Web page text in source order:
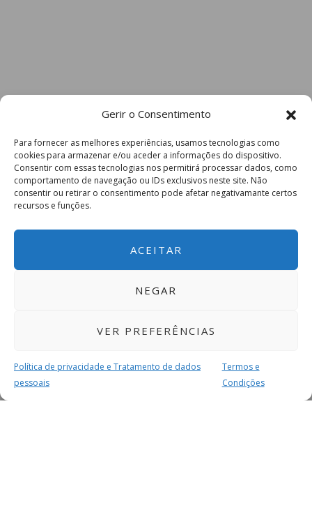
Gerir o Consentimento
Para fornecer as melhores experiências, usamos tecnologias como
cookies para armazenar e/ou aceder a informações do dispositivo.
Consentir com essas tecnologias nos permitirá processar dados, como
comportamento de navegação ou IDs exclusivos neste site. Não
consentir ou retirar o consentimento pode afetar negativamante certos
recursos e funções.
ACEITAR
NEGAR
VER PREFERÊNCIAS
Política de privacidade e Tratamento de dados
pessoais
Termos e
Condições